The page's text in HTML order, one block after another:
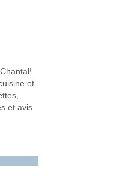
et
et avis